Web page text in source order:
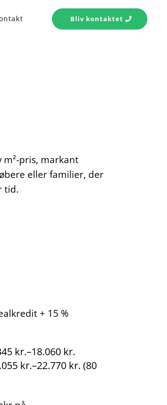
Bliv kontaktet
pris, markant
eller familier, der
tid.
+ 15 %
kr.–18.060 kr.
kr.–22.770 kr. (80